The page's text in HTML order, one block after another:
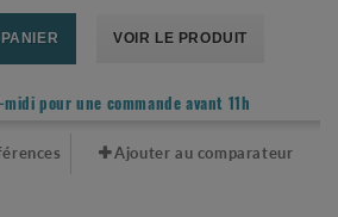
VOIR LE PRODUIT
midi pour une commande avant 11h
Ajouter au comparateur